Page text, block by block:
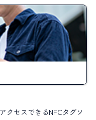
クセスできるNFCタグソ